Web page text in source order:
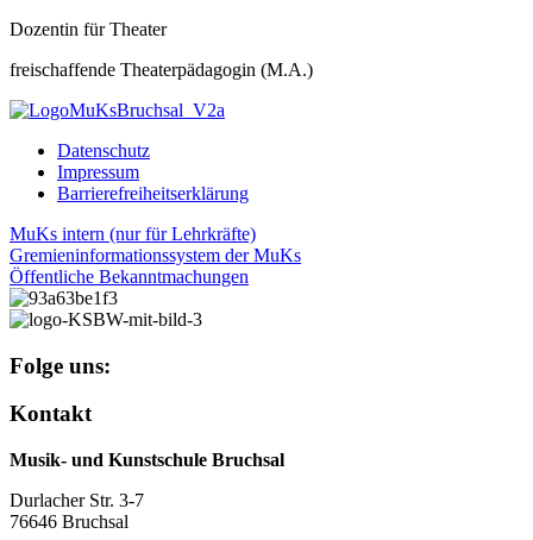
Dozentin für Theater
freischaffende Theaterpädagogin (M.A.)
Datenschutz
Impressum
Barrierefreiheitserklärung
MuKs intern (nur für Lehrkräfte)
Gremieninformationssystem der MuKs
Öffentliche Bekanntmachungen
Folge uns:
Kontakt
Musik- und Kunstschule Bruchsal
Durlacher Str. 3-7
76646 Bruchsal